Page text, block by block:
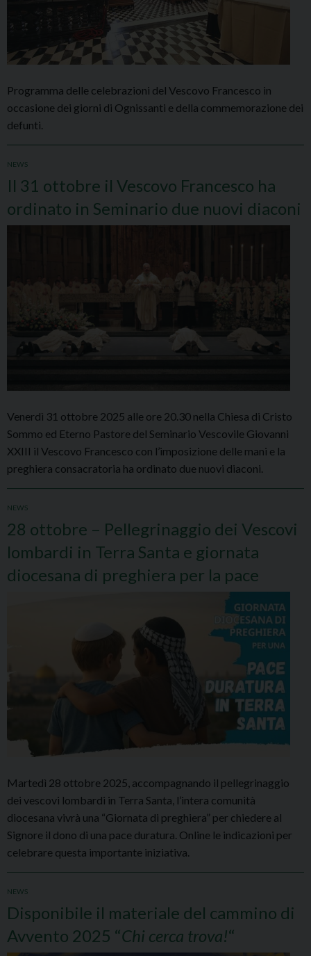
Programma delle celebrazioni del Vescovo Francesco in
occasione dei giorni di Ognissanti e della commemorazione dei
defunti.
NEWS
Il 31 ottobre il Vescovo Francesco ha
ordinato in Seminario due nuovi diaconi
Venerdì 31 ottobre 2025 alle ore 20.30 nella Chiesa di Cristo
Sommo ed Eterno Pastore del Seminario Vescovile Giovanni
XXIII il Vescovo Francesco con l’imposizione delle mani e la
preghiera consacratoria ha ordinato due nuovi diaconi.
NEWS
28 ottobre – Pellegrinaggio dei Vescovi
lombardi in Terra Santa e giornata
diocesana di preghiera per la pace
Martedì 28 ottobre 2025, accompagnando il pellegrinaggio
dei vescovi lombardi in Terra Santa, l’intera comunità
diocesana vivrà una “Giornata di preghiera” per chiedere al
Signore il dono di una pace duratura. Online le indicazioni per
celebrare questa importante iniziativa.
NEWS
Disponibile il materiale del cammino di
Avvento 2025 “Chi cerca trova!“